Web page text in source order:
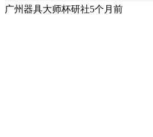
广州器具大师杯研社5个月前